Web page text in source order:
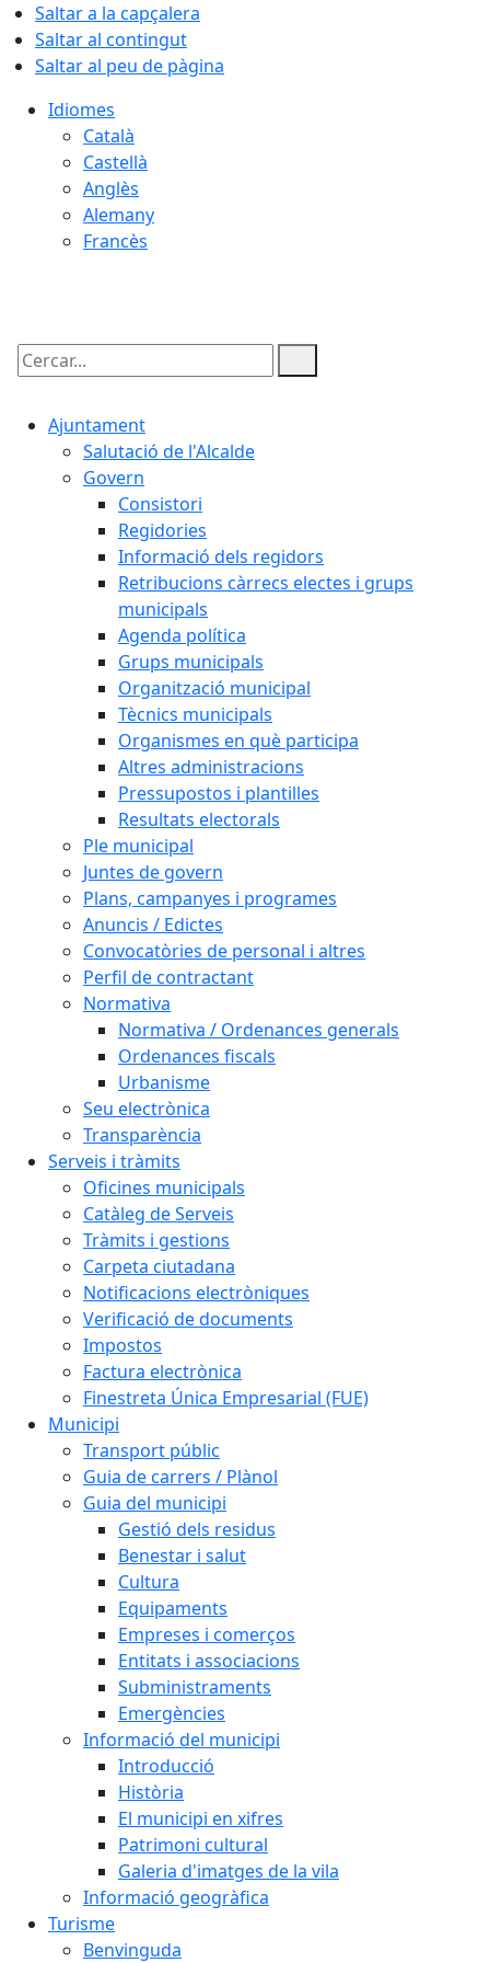
Saltar a la capçalera
Saltar al contingut
Saltar al peu de pàgina
Idiomes
Català
Castellà
Anglès
Alemany
Francès
Cercar:
Ajuntament
Salutació de l'Alcalde
Govern
Consistori
Regidories
Informació dels regidors
Retribucions càrrecs electes i grups
municipals
Agenda política
Grups municipals
Organització municipal
Tècnics municipals
Organismes en què participa
Altres administracions
Pressupostos i plantilles
Resultats electorals
Ple municipal
Juntes de govern
Plans, campanyes i programes
Anuncis / Edictes
Convocatòries de personal i altres
Perfil de contractant
Normativa
Normativa / Ordenances generals
Ordenances fiscals
Urbanisme
Seu electrònica
Transparència
Serveis i tràmits
Oficines municipals
Catàleg de Serveis
Tràmits i gestions
Carpeta ciutadana
Notificacions electròniques
Verificació de documents
Impostos
Factura electrònica
Finestreta Única Empresarial (FUE)
Municipi
Transport públic
Guia de carrers / Plànol
Guia del municipi
Gestió dels residus
Benestar i salut
Cultura
Equipaments
Empreses i comerços
Entitats i associacions
Subministraments
Emergències
Informació del municipi
Introducció
Història
El municipi en xifres
Patrimoni cultural
Galeria d'imatges de la vila
Informació geogràfica
Turisme
Benvinguda